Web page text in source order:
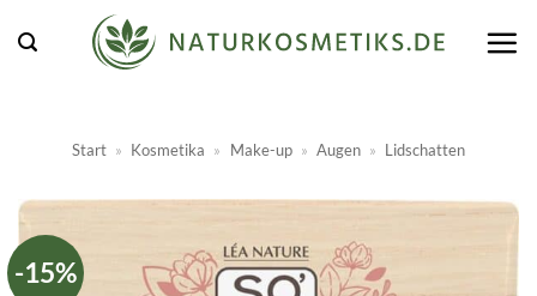
Inhalt
Start » Kosmetika » Make-up » Augen » Lidschatten
-15%